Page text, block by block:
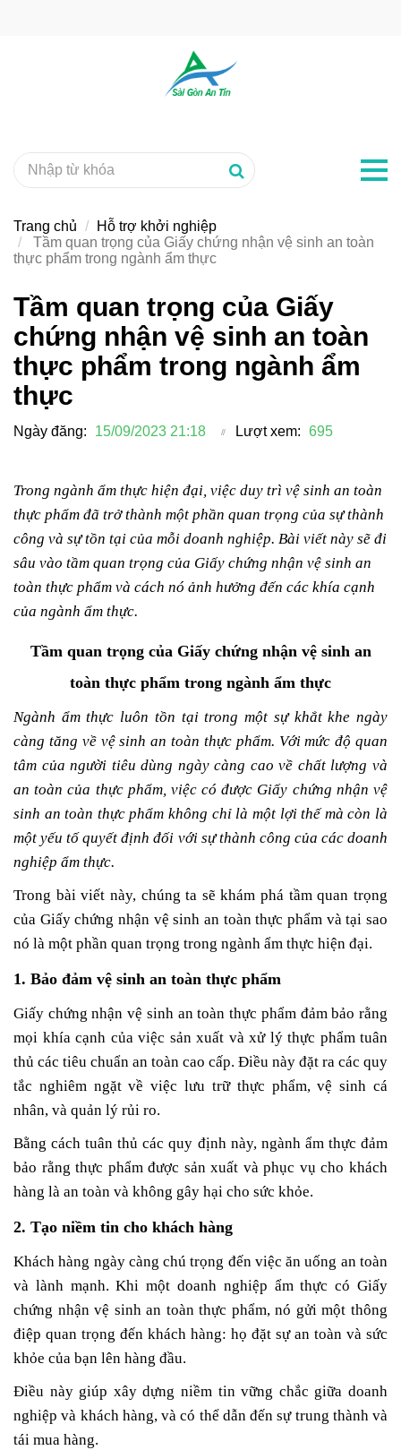
Tầm quan trọng của Giấy
chứng nhận vệ sinh an toàn
thực phẩm trong ngành ẩm
thực
Ngày đăng: 15/09/2023 21:18 Lượt xem: 695
Trong ngành ẩm thực hiện đại, việc duy trì vệ sinh an toàn
thực phẩm đã trở thành một phần quan trọng của sự thành
công và sự tồn tại của mỗi doanh nghiệp. Bài viết này sẽ đi
sâu vào tầm quan trọng của Giấy chứng nhận vệ sinh an
toàn thực phẩm và cách nó ảnh hưởng đến các khía cạnh
của ngành ẩm thực.
Tầm quan trọng của Giấy chứng nhận vệ sinh an
toàn thực phẩm trong ngành ẩm thực
Ngành ẩm thực luôn tồn tại trong một sự khắt khe ngày
càng tăng về vệ sinh an toàn thực phẩm. Với mức độ quan
tâm của người tiêu dùng ngày càng cao về chất lượng và
an toàn của thực phẩm, việc có được Giấy chứng nhận vệ
sinh an toàn thực phẩm không chỉ là một lợi thế mà còn là
một yếu tố quyết định đối với sự thành công của các doanh
nghiệp ẩm thực.
Trong bài viết này, chúng ta sẽ khám phá tầm quan trọng
của Giấy chứng nhận vệ sinh an toàn thực phẩm và tại sao
nó là một phần quan trọng trong ngành ẩm thực hiện đại.
1. Bảo đảm vệ sinh an toàn thực phẩm
Giấy chứng nhận vệ sinh an toàn thực phẩm đảm bảo rằng
mọi khía cạnh của việc sản xuất và xử lý thực phẩm tuân
thủ các tiêu chuẩn an toàn cao cấp. Điều này đặt ra các quy
tắc nghiêm ngặt về việc lưu trữ thực phẩm, vệ sinh cá
nhân, và quản lý rủi ro.
Bằng cách tuân thủ các quy định này, ngành ẩm thực đảm
bảo rằng thực phẩm được sản xuất và phục vụ cho khách
hàng là an toàn và không gây hại cho sức khỏe.
2. Tạo niềm tin cho khách hàng
Khách hàng ngày càng chú trọng đến việc ăn uống an toàn
và lành mạnh. Khi một doanh nghiệp ẩm thực có Giấy
chứng nhận vệ sinh an toàn thực phẩm, nó gửi một thông
điệp quan trọng đến khách hàng: họ đặt sự an toàn và sức
khỏe của bạn lên hàng đầu.
Điều này giúp xây dựng niềm tin vững chắc giữa doanh
nghiệp và khách hàng, và có thể dẫn đến sự trung thành và
tái mua hàng.
Trang chủ
Hỗ trợ khởi nghiệp
Tầm quan trọng của Giấy chứng nhận vệ sinh an toàn
thực phẩm trong ngành ẩm thực